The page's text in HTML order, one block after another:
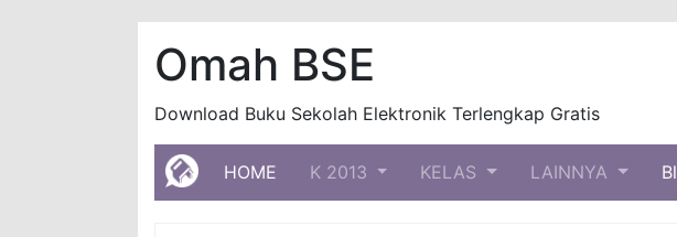
Omah BSE
Download Buku Sekolah Elektronik Terlengkap Gratis
HOME(current)
K 2013 KELAS LAINNYA